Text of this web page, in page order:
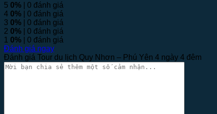
5 0% | 0 đánh giá
4 0% | 0 đánh giá
3 0% | 0 đánh giá
2 0% | 0 đánh giá
1 0% | 0 đánh giá
Đánh giá ngay
Đánh giá Tour du lịch Quy Nhơn – Phú Yên 4 ngày 4 đêm